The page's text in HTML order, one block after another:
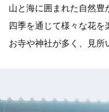
山と海に囲まれた自然豊
四季を通じて様々な花を
お寺や神社が多く、見所